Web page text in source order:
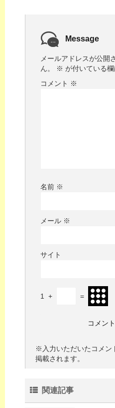
Message
メールアドレスが公開
ん。
※ が付いている
コメント ※
名前 ※
メール ※
サイト
1 + =
※入力いただいたコメン
掲載されます。
関連記事